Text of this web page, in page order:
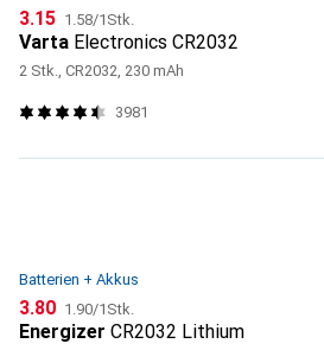
CHF
3.15 CHF
1.58/1Stk.
Varta Electronics CR2032
2 Stk., CR2032, 230 mAh
3981
Batterien + Akkus
CHF
3.80 CHF
1.90/1Stk.
Energizer CR2032 Lithium